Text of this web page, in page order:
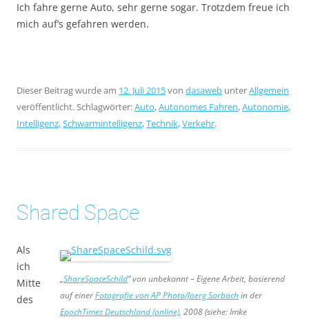
Ich fahre gerne Auto, sehr gerne sogar. Trotzdem freue ich
mich auf’s gefahren werden.
Dieser Beitrag wurde am 12. Juli 2015von dasaweb unterAllgemein
veröffentlicht. Schlagwörter:Auto,Autonomes Fahren,Autonomie,
Intelligenz,Schwarmintelligenz,Technik,Verkehr.
Shared Space
„ShareSpaceSchild“ von unbekannt – Eigene Arbeit, basierend
auf einerFotografie von AP Photo/Joerg Sarbachin der
EpochTimes Deutschland (online), 2008 (siehe: Imke
Als
ich
Mitte
des